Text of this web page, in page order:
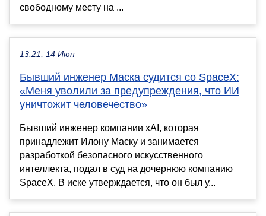
свободному месту на ...
13:21, 14 Июн
Бывший инженер Маска судится со SpaceX:
«Меня уволили за предупреждения, что ИИ
уничтожит человечество»
Бывший инженер компании xAI, которая
принадлежит Илону Маску и занимается
разработкой безопасного искусственного
интеллекта, подал в суд на дочернюю компанию
SpaceX. В иске утверждается, что он был у...